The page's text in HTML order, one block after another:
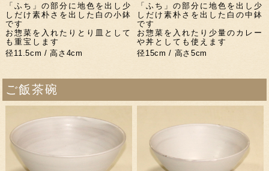
「ふち」の部分に地色を出し少
しだけ素朴さを出した白の小鉢
です
お惣菜を入れたりとり皿として
も重宝します
径11.5cm / 高さ4cm
「ふち」の部分に地色を出し少
しだけ素朴さを出した白の中鉢
です
お惣菜を入れたり少量のカレー
や丼としても使えます
径15cm / 高さ5cm
ご飯茶碗